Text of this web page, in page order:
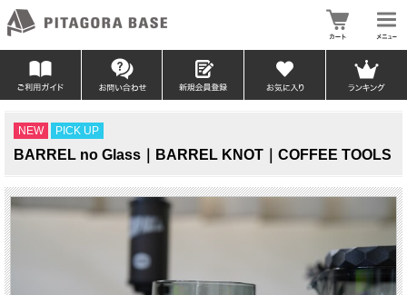
NEW PICK UP
BARREL no Glass｜BARREL KNOT｜COFFEE TOOLS